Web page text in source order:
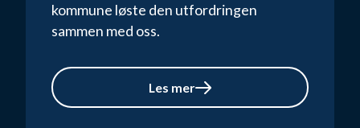
kommune løste den utfordringen
sammen med oss.
Les mer